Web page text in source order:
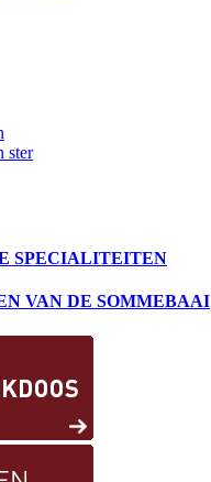
ster
SPECIALITEITEN
VAN DE SOMMEBAAI